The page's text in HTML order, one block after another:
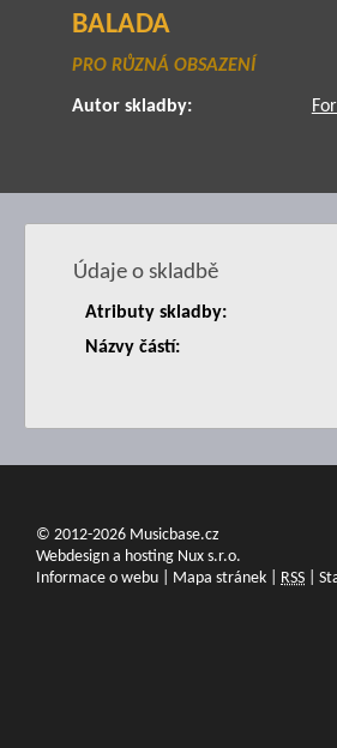
BALADA
PRO RŮZNÁ OBSAZENÍ
Autor skladby:
Údaje o skladbě
Atributy skladby:
Názvy částí:
© 2012-2026 Musicbase.cz
Webdesign a hosting Nux s.r.o.
Informace o webu
Mapa stránek RSS